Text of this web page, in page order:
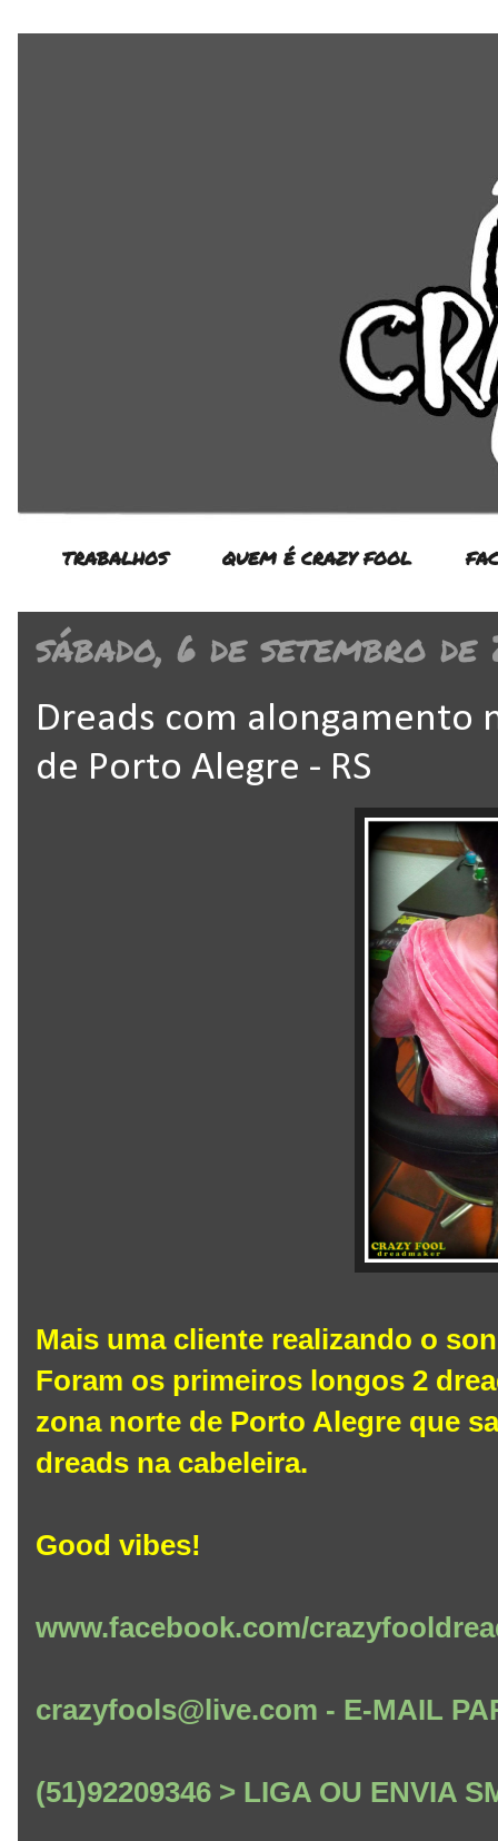
TRABALHOS QUEM É CRAZY FOOL
sábado, 6 de setembro de
Dreads com alongamento
de Porto Alegre - RS
Mais uma cliente realizando o
Foram os primeiros longos 2
zona norte de Porto Alegre que
dreads na cabeleira.
Good vibes!
www.facebook.com/
crazyfools@live.com - E-MAIL
(51)92209346 > LIGA OU ENVIA